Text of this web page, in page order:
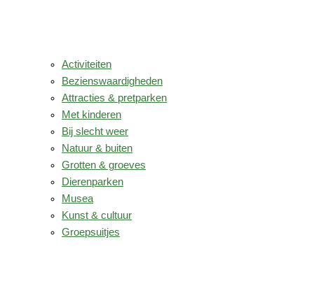
Activiteiten
Bezienswaardigheden
Attracties & pretparken
Met kinderen
Bij slecht weer
Natuur & buiten
Grotten & groeves
Dierenparken
Musea
Kunst & cultuur
Groepsuitjes